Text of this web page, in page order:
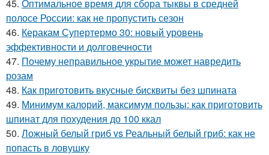
45. Оптимальное время для сбора тыквы в средней
полосе России: как не пропустить сезон
46. Керакам Супертермо 30: новый уровень
эффективности и долговечности
47. Почему неправильное укрытие может навредить
розам
48. Как приготовить вкусные бисквиты без шпината
49. Минимум калорий, максимум пользы: как приготовить
шпинат для похудения до 100 ккал
50. Ложный белый гриб vs Реальный белый гриб: как не
попасть в ловушку